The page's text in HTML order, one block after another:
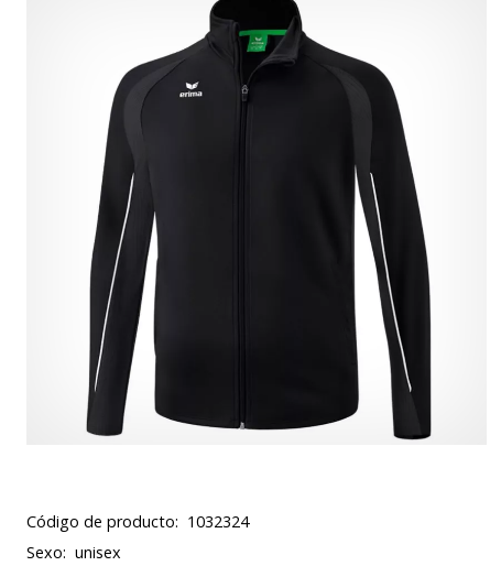
Código de producto: 1032324
Sexo: unisex